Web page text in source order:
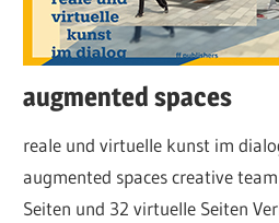
augmented spaces
reale und virtuelle kunst im
augmented spaces creative
Seiten und 32 virtuelle Seiten